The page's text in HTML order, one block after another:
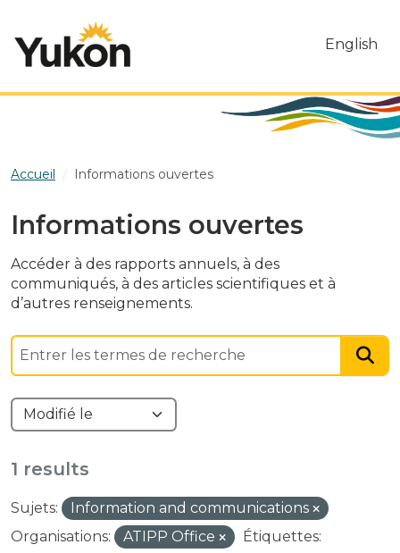
English
Accueil Informations ouvertes
Informations ouvertes
Accéder à des rapports annuels, à des
communiqués, à des articles scientifiques et à
d’autres renseignements.
1 results
Sujets:
Information and communications
Organisations:
ATIPP Office
Étiquettes: